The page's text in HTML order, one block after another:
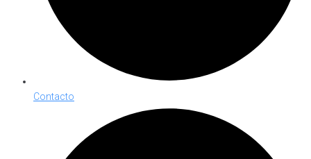
Contacto